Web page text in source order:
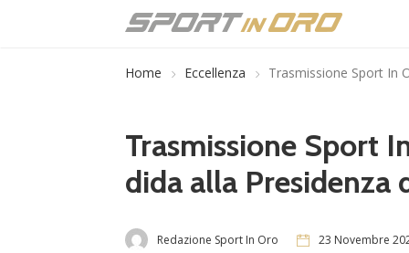
Home Eccellenza Trasmissione Sport In
Trasmissione Sport
dida alla Presidenza
Redazione Sport In Oro 23 Novembre